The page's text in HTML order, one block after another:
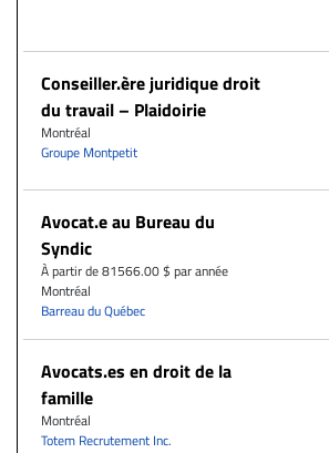
Conseiller.ère juridique droit
du travail – Plaidoirie
Montréal
Groupe Montpetit
Avocat.e au Bureau du
Syndic
À partir de 81566.00 $ par année
Montréal
Barreau du Québec
Avocats.es en droit de la
famille
Montréal
Totem Recrutement Inc.